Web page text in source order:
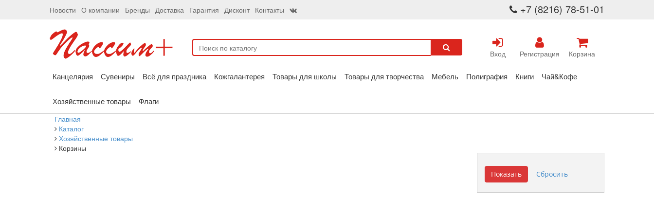
Новости О компании Бренды Доставка Гарантия Дисконт Контакты +7 (8216) 78-51-01
Вход Регистрация Корзина
Канцелярия Сувениры Всё для праздника Кожгалантерея Товары для школы Товары для творчества Мебель Полиграфия Книги Чай&Кофе
Хозяйственные товары Флаги
Главная
Каталог
Хозяйственные товары
Корзины